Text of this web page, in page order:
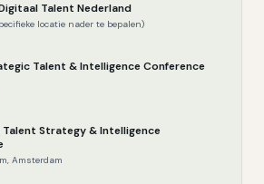
Talent Nederland
locatie nader te bepalen)
Talent & Intelligence Conference
Talent Strategy & Intelligence
Amsterdam